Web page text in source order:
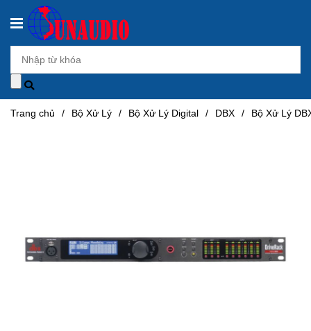
Trang chủ / Bộ Xử Lý / Bộ Xử Lý Digital / DBX / Bộ Xử Lý